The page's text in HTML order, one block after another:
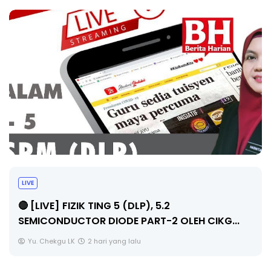
LIVE
🔴 [LIVE] PRINSIP PERAKAUNAN, PECUT SKOR
SOALAN 1 TRIAL OLEH CIKGU WAN...
Yu. Chekgu LK 2 hari yang lalu